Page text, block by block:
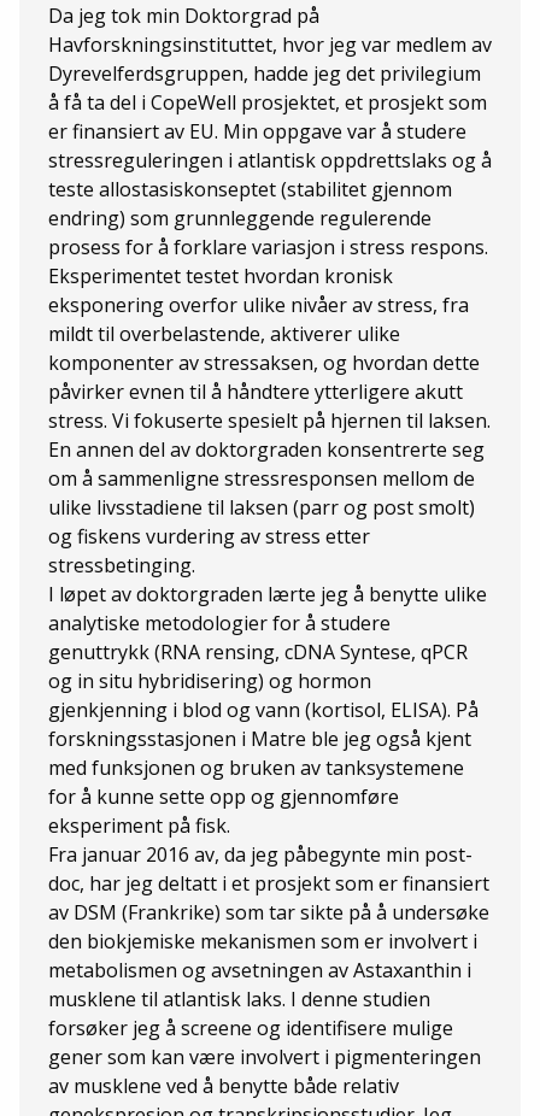
Da jeg tok min Doktorgrad på
Havforskningsinstituttet, hvor jeg var medlem av
Dyrevelferdsgruppen, hadde jeg det privilegium
å få ta del i CopeWell prosjektet, et prosjekt som
er finansiert av EU. Min oppgave var å studere
stressreguleringen i atlantisk oppdrettslaks og å
teste allostasiskonseptet (stabilitet gjennom
endring) som grunnleggende regulerende
prosess for å forklare variasjon i stress respons.
Eksperimentet testet hvordan kronisk
eksponering overfor ulike nivåer av stress, fra
mildt til overbelastende, aktiverer ulike
komponenter av stressaksen, og hvordan dette
påvirker evnen til å håndtere ytterligere akutt
stress. Vi fokuserte spesielt på hjernen til laksen.
En annen del av doktorgraden konsentrerte seg
om å sammenligne stressresponsen mellom de
ulike livsstadiene til laksen (parr og post smolt)
og fiskens vurdering av stress etter
stressbetinging.
I løpet av doktorgraden lærte jeg å benytte ulike
analytiske metodologier for å studere
genuttrykk (RNA rensing, cDNA Syntese, qPCR
og in situ hybridisering) og hormon
gjenkjenning i blod og vann (kortisol, ELISA). På
forskningsstasjonen i Matre ble jeg også kjent
med funksjonen og bruken av tanksystemene
for å kunne sette opp og gjennomføre
eksperiment på fisk.
Fra januar 2016 av, da jeg påbegynte min post-
doc, har jeg deltatt i et prosjekt som er finansiert
av DSM (Frankrike) som tar sikte på å undersøke
den biokjemiske mekanismen som er involvert i
metabolismen og avsetningen av Astaxanthin i
musklene til atlantisk laks. I denne studien
forsøker jeg å screene og identifisere mulige
gener som kan være involvert i pigmenteringen
av musklene ved å benytte både relativ